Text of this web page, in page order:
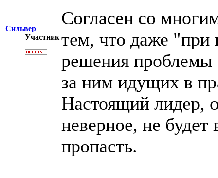
Сильвер
Участник
Согласен со
тем, что даже "при
решения проблемы
за ним идущих в
Настоящий лидер,
неверное, не
пропасть.